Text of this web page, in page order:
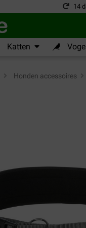
14
Katten
Honden accessoires